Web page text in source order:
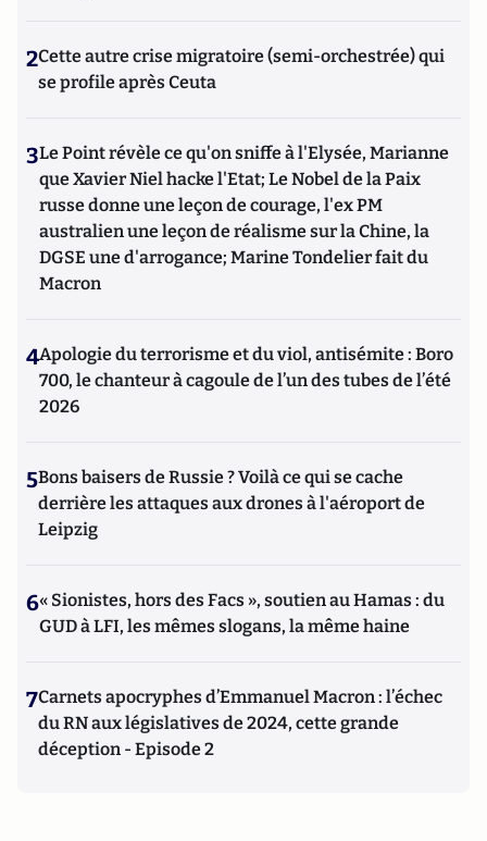
2Cette autre crise migratoire (semi-orchestrée) qui
se profile après Ceuta
3Le Point révèle ce qu'on sniffe à l'Elysée, Marianne
que Xavier Niel hacke l'Etat; Le Nobel de la Paix
russe donne une leçon de courage, l'ex PM
australien une leçon de réalisme sur la Chine, la
DGSE une d'arrogance; Marine Tondelier fait du
Macron
4Apologie du terrorisme et du viol, antisémite : Boro
700, le chanteur à cagoule de l’un des tubes de l’été
2026
5Bons baisers de Russie ? Voilà ce qui se cache
derrière les attaques aux drones à l'aéroport de
Leipzig
6« Sionistes, hors des Facs », soutien au Hamas : du
GUD à LFI, les mêmes slogans, la même haine
7Carnets apocryphes d’Emmanuel Macron : l’échec
du RN aux législatives de 2024, cette grande
déception - Episode 2